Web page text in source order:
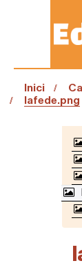
Inici
lafede.png
N
A
V
E
G
A
C
I